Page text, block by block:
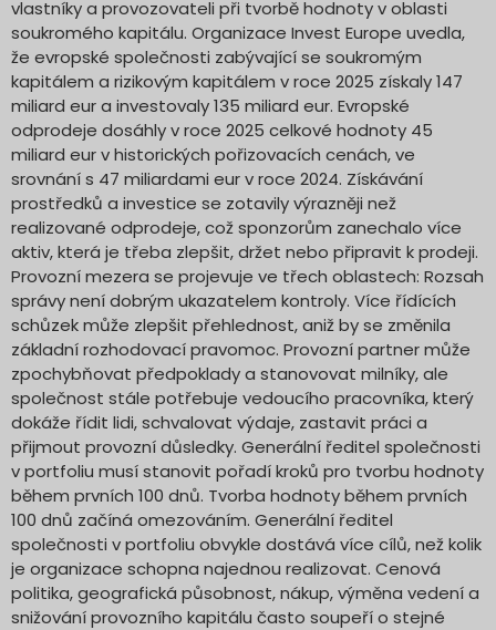
vlastníky a provozovateli při tvorbě hodnoty v oblasti
soukromého kapitálu. Organizace Invest Europe uvedla,
že evropské společnosti zabývající se soukromým
kapitálem a rizikovým kapitálem v roce 2025 získaly 147
miliard eur a investovaly 135 miliard eur. Evropské
odprodeje dosáhly v roce 2025 celkové hodnoty 45
miliard eur v historických pořizovacích cenách, ve
srovnání s 47 miliardami eur v roce 2024. Získávání
prostředků a investice se zotavily výrazněji než
realizované odprodeje, což sponzorům zanechalo více
aktiv, která je třeba zlepšit, držet nebo připravit k prodeji.
Provozní mezera se projevuje ve třech oblastech: Rozsah
správy není dobrým ukazatelem kontroly. Více řídících
schůzek může zlepšit přehlednost, aniž by se změnila
základní rozhodovací pravomoc. Provozní partner může
zpochybňovat předpoklady a stanovovat milníky, ale
společnost stále potřebuje vedoucího pracovníka, který
dokáže řídit lidi, schvalovat výdaje, zastavit práci a
přijmout provozní důsledky. Generální ředitel společnosti
v portfoliu musí stanovit pořadí kroků pro tvorbu hodnoty
během prvních 100 dnů. Tvorba hodnoty během prvních
100 dnů začíná omezováním. Generální ředitel
společnosti v portfoliu obvykle dostává více cílů, než kolik
je organizace schopna najednou realizovat. Cenová
politika, geografická působnost, nákup, výměna vedení a
snižování provozního kapitálu často soupeří o stejné